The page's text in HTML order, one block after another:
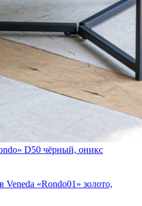
D50 чёрный, оникс
«Rondo01» золото,